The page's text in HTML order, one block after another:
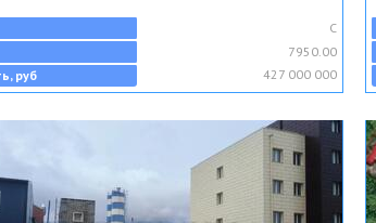
C
7950.00
руб
427 000 000